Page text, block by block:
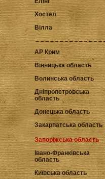
Хостел
Вілла
АР Крим
Вінницька область
Волинська область
Дніпропетровська
область
Донецька область
Закарпатська область
Запоріжська область
Івано-Франківська
область
Київська область